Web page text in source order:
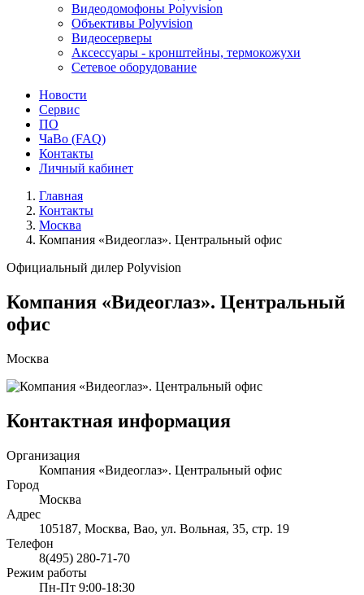
Видеодомофоны Polyvision
Объективы Polyvision
Видеосерверы
Аксессуары - кронштейны, термокожухи
Сетевое оборудование
Новости
Сервис
ПО
ЧаВо (FAQ)
Контакты
Личный кабинет
Главная
Контакты
Москва
Компания «Видеоглаз». Центральный офис
Официальный дилер Polyvision
Компания «Видеоглаз». Центральный
офис
Москва
Контактная информация
Организация
Компания «Видеоглаз». Центральный офис
Город
Москва
Адрес
105187, Москва, Вао, ул. Вольная, 35, стр. 19
Телефон
8(495) 280-71-70
Режим работы
Пн-Пт 9:00-18:30